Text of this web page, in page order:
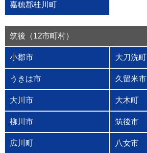
嘉穂郡桂川町
筑後（12市町村）
小郡市 大刀洗町
うきは市 久留米市
大川市 大木町
柳川市 筑後市
広川町 八女市